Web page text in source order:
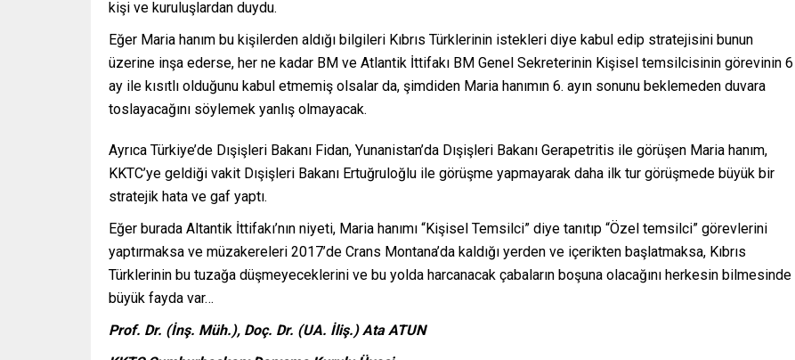
kişi ve kuruluşlardan duydu.
Eğer Maria hanım bu kişilerden aldığı bilgileri Kıbrıs Türklerinin istekleri diye kabul edip stratejisini bunun
üzerine inşa ederse, her ne kadar BM ve Atlantik İttifakı BM Genel Sekreterinin Kişisel temsilcisinin görevinin 6
ay ile kısıtlı olduğunu kabul etmemiş olsalar da, şimdiden Maria hanımın 6. ayın sonunu beklemeden duvara
toslayacağını söylemek yanlış olmayacak.
Ayrıca Türkiye’de Dışişleri Bakanı Fidan, Yunanistan’da Dışişleri Bakanı Gerapetritis ile görüşen Maria hanım,
KKTC’ye geldiği vakit Dışişleri Bakanı Ertuğruloğlu ile görüşme yapmayarak daha ilk tur görüşmede büyük bir
stratejik hata ve gaf yaptı.
Eğer burada Altantik İttifakı’nın niyeti, Maria hanımı “Kişisel Temsilci” diye tanıtıp “Özel temsilci” görevlerini
yaptırmaksa ve müzakereleri 2017’de Crans Montana’da kaldığı yerden ve içerikten başlatmaksa, Kıbrıs
Türklerinin bu tuzağa düşmeyeceklerini ve bu yolda harcanacak çabaların boşuna olacağını herkesin bilmesinde
büyük fayda var…
Prof. Dr. (İnş. Müh.), Doç. Dr. (UA. İliş.) Ata ATUN